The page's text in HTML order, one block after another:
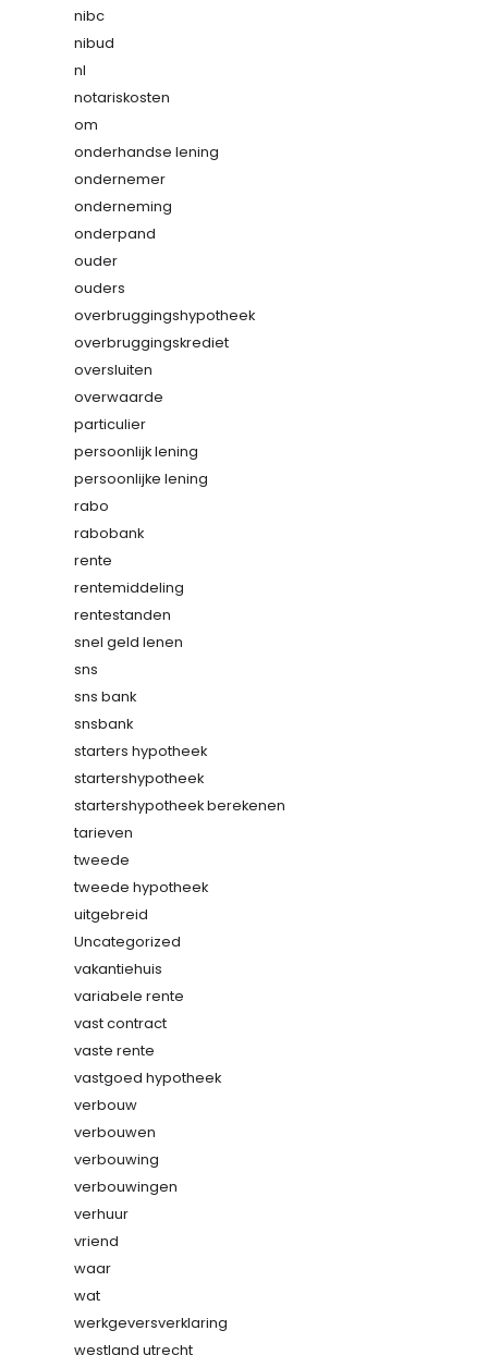
nibc
nibud
nl
notariskosten
om
onderhandse lening
ondernemer
onderneming
onderpand
ouder
ouders
overbruggingshypotheek
overbruggingskrediet
oversluiten
overwaarde
particulier
persoonlijk lening
persoonlijke lening
rabo
rabobank
rente
rentemiddeling
rentestanden
snel geld lenen
sns
sns bank
snsbank
starters hypotheek
startershypotheek
startershypotheek berekenen
tarieven
tweede
tweede hypotheek
uitgebreid
Uncategorized
vakantiehuis
variabele rente
vast contract
vaste rente
vastgoed hypotheek
verbouw
verbouwen
verbouwing
verbouwingen
verhuur
vriend
waar
wat
werkgeversverklaring
westland utrecht